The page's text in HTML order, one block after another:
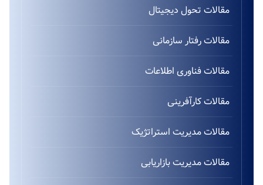
مقالات تحول دیجیتال
مقالات رفتار سازمانی
مقالات فناوری اطلاعات
مقالات کارآفرینی
مقالات مدیریت استراتژیک
مقالات مدیریت بازاریابی